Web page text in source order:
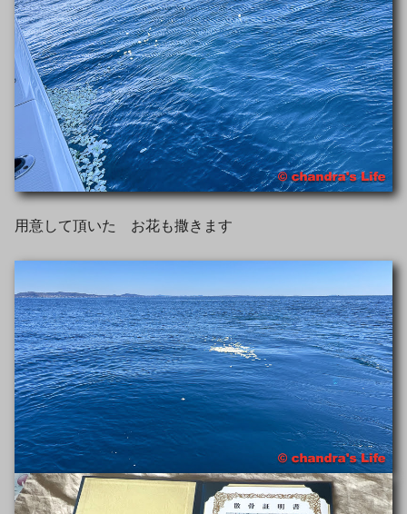
用意して頂いた お花も撒きます